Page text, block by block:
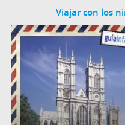
Viajar con los